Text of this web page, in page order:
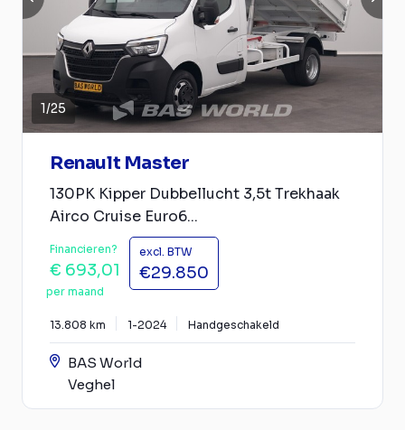
1/25
Renault Master
130PK Kipper Dubbellucht 3,5t Trekhaak
Airco Cruise Euro6...
Financieren?
€ 693,01
per maand
excl. BTW
€29.850
13.808 km 1-2024 Handgeschakeld
BAS World
Veghel